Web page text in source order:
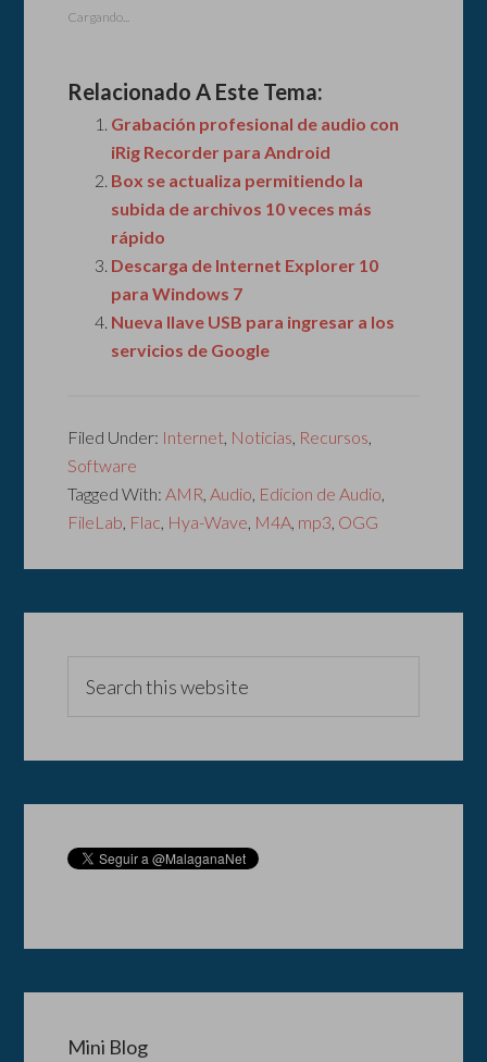
Cargando...
Relacionado A Este Tema:
Grabación profesional de audio con
iRig Recorder para Android
Box se actualiza permitiendo la
subida de archivos 10 veces más
rápido
Descarga de Internet Explorer 10
para Windows 7
Nueva llave USB para ingresar a los
servicios de Google
Filed Under: Internet, Noticias, Recursos,
Software
Tagged With:AMR,Audio, Edicion de Audio,
FileLab, Flac, Hya-Wave, M4A, mp3, OGG
Mini Blog